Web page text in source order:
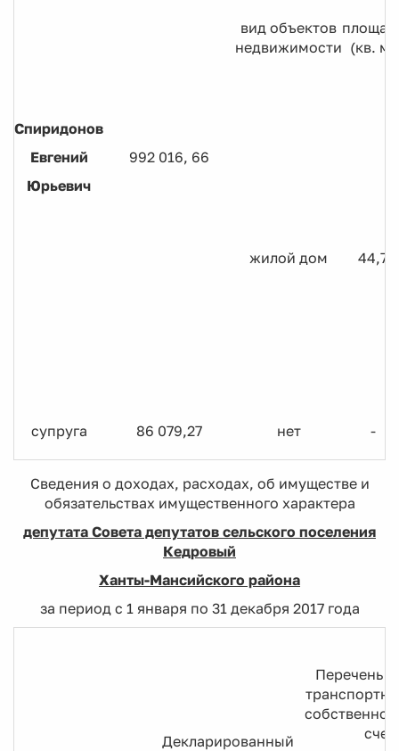
вид объектов
недвижимости (кв. м)
Спиридонов
Евгений
Юрьевич
992 016, 66
жилой дом 44,7
супруга 86 079,27 нет -
Сведения о доходах, расходах, об имуществе и
обязательствах имущественного характера
депутата Совета депутатов сельского поселения
Кедровый
Ханты-Мансийского района
за период с 1 января по 31 декабря 2017 года
Декларированный
Перечень